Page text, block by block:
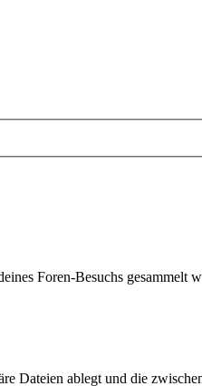
Foren-Besuchs gesammelt
Dateien ablegt und die